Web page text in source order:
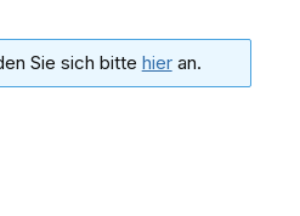
Sie sich bitte hieran.